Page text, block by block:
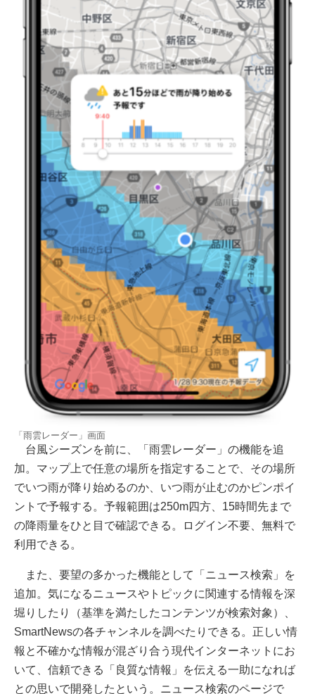
「雨雲レーダー」画面
台風シーズンを前に、「雨雲レーダー」の機能を追
加。マップ上で任意の場所を指定することで、その場所
でいつ雨が降り始めるのか、いつ雨が止むのかピンポイ
ントで予報する。予報範囲は250m四方、15時間先まで
の降雨量をひと目で確認できる。ログイン不要、無料で
利用できる。
また、要望の多かった機能として「ニュース検索」を
追加。気になるニュースやトピックに関連する情報を深
堀りしたり（基準を満たしたコンテンツが検索対象）、
SmartNewsの各チャンネルを調べたりできる。正しい情
報と不確かな情報が混ざり合う現代インターネットにお
いて、信頼できる「良質な情報」を伝える一助になれば
との思いで開発したという。ニュース検索のページで